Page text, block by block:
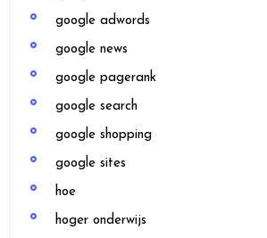
google adwords
google news
google pagerank
google search
google shopping
google sites
hoe
hoger onderwijs